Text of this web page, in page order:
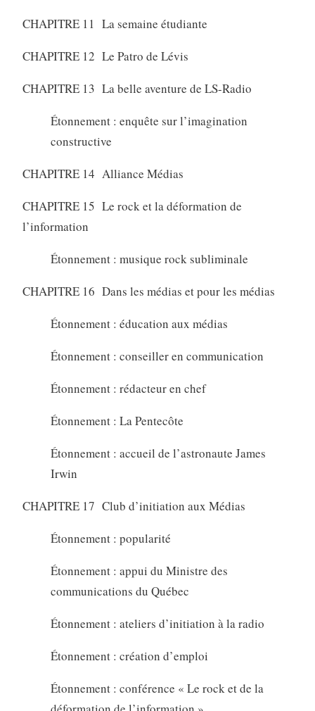
CHAPITRE 11 La semaine étudiante
CHAPITRE 12 Le Patro de Lévis
CHAPITRE 13 La belle aventure de LS-Radio
Étonnement : enquête sur l’imagination
constructive
CHAPITRE 14 Alliance Médias
CHAPITRE 15 Le rock et la déformation de
l’information
Étonnement : musique rock subliminale
CHAPITRE 16 Dans les médias et pour les médias
Étonnement : éducation aux médias
Étonnement : conseiller en communication
Étonnement : rédacteur en chef
Étonnement : La Pentecôte
Étonnement : accueil de l’astronaute James
Irwin
CHAPITRE 17 Club d’initiation aux Médias
Étonnement : popularité
Étonnement : appui du Ministre des
communications du Québec
Étonnement : ateliers d’initiation à la radio
Étonnement : création d’emploi
Étonnement : conférence « Le rock et de la